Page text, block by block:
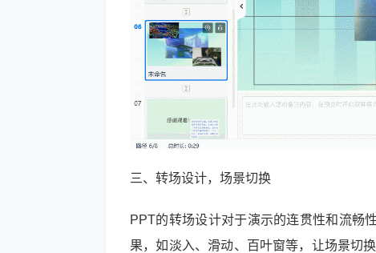
三、转场设计，场景切换
PPT的转场设计对于演示的连贯性和流畅
果，如淡入、滑动、百叶窗等，让场景切